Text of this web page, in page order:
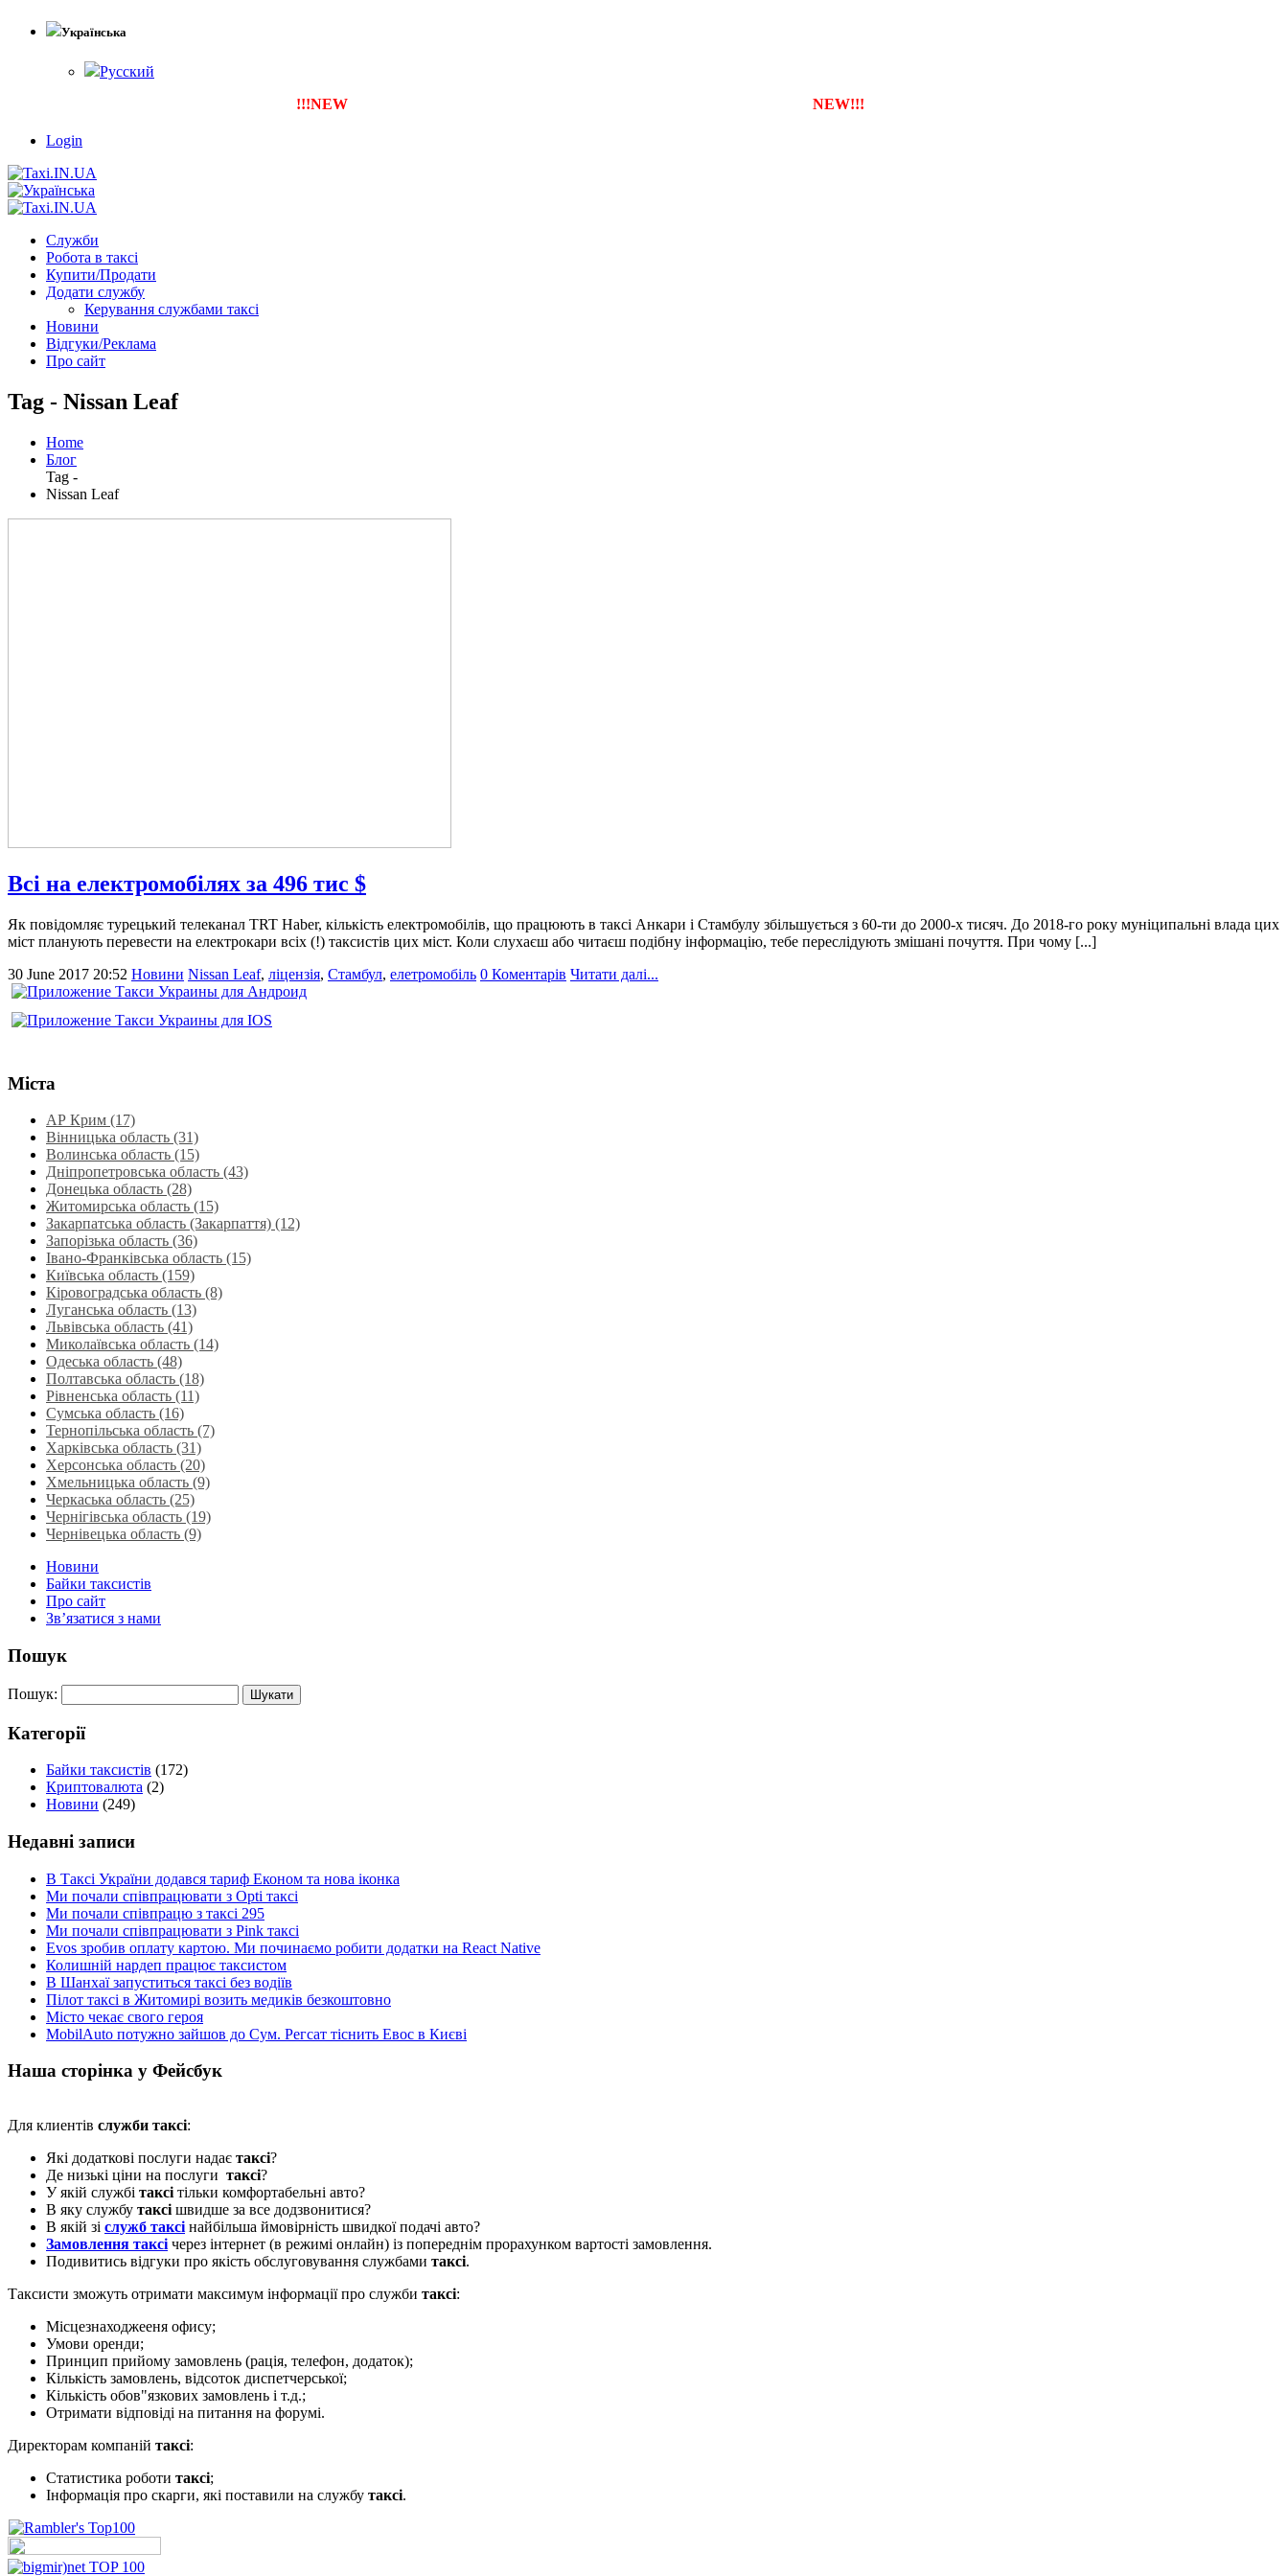
Українська
Русский
!!!NEW Тепер ти можеш зареєструвати власну службу таксі з будь-якого міста NEW!!!
Login
Служби
Робота в таксі
Купити/Продати
Додати службу
Керування службами таксі
Новини
Відгуки/Реклама
Про сайт
Tag - Nissan Leaf
Home
Блог
Tag -
Nissan Leaf
Всі на електромобілях за 496 тис $
Як повідомляє турецький телеканал TRT Haber, кількість електромобілів, що працюють в таксі Анкари і Стамбулу збільшується з 60-ти до 2000-х тисяч. До 2018-го року муніципальні влада цих
міст планують перевести на електрокари всіх (!) таксистів цих міст. Коли слухаєш або читаєш подібну інформацію, тебе переслідують змішані почуття. При чому [...]
30 June 2017 20:52 Новини Nissan Leaf, ліцензія, Стамбул, елетромобіль 0 Коментарів Читати далі...
Міста
АР Крим (17)
Вінницька область (31)
Волинська область‎ (15)
Дніпропетровська область‎ (43)
Донецька область (28)
Житомирська область (15)
Закарпатська область (Закарпаття) (12)
Запорізька область (36)
Івано-Франківська область (15)
Київська область (159)
Кіровоградська область (8)
Луганська область‎ (13)
Львівська область‎ (41)
Миколаївська область‎ (14)
Одеська область‎ (48)
Полтавська область (18)
Рівненська область‎ (11)
Сумська область‎ (16)
Тернопільська область‎ (7)
Харківська область‎ (31)
Херсонська область‎ (20)
Хмельницька область‎ (9)
Черкаська область‎ (25)
Чернігівська область (19)
Чернівецька область (9)
Новини
Байки таксистів
Про сайт
Зв’язатися з нами
Пошук
Пошук:
Категорії
Байки таксистів (172)
Криптовалюта (2)
Новини (249)
Недавні записи
В Таксі України додався тариф Економ та нова іконка
Ми почали співпрацювати з Opti таксі
Ми почали співпрацю з таксі 295
Ми почали співпрацювати з Pink таксі
Evos зробив оплату картою. Ми починаємо робити додатки на React Native
Колишній нардеп працює таксистом
В Шанхаї запуститься таксі без водіїв
Пілот таксі в Житомирі возить медиків безкоштовно
Місто чекає свого героя
MobilAuto потужно зайшов до Сум. Регсат тіснить Евос в Києві
Наша сторінка у Фейсбук
Для клиентів служби таксі:
Які додаткові послуги надає таксі?
Де низькі ціни на послуги таксі?
У якій службі таксі тільки комфортабельні авто?
В яку службу таксі швидше за все додзвонитися?
В якій зі служб таксі найбільша ймовірність швидкої подачі авто?
Замовлення таксі через інтернет (в режимі онлайн) із попереднім прорахунком вартості замовлення.
Подивитись відгуки про якість обслуговування службами таксі.
Таксисти зможуть отримати максимум інформації про служби таксі:
Місцезнаходжееня офису;
Умови оренди;
Принцип прийому замовлень (рація, телефон, додаток);
Кількість замовлень, відсоток диспетчерської;
Кількість обов"язкових замовлень і т.д.;
Отримати відповіді на питання на форумі.
Директорам компаній таксі:
Статистика роботи таксі;
Інформація про скарги, які поставили на службу таксі.